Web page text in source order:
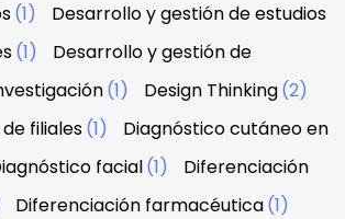
(1)
Desarrollo y gestión de estudios
(1)
Desarrollo y gestión de
(1) Design Thinking(2)
filiales(1)
Diagnóstico cutáneo en
facial(1)
Diferenciación
Diferenciación farmacéutica(1)